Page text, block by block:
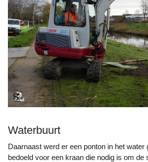
Waterbuurt
Daarnaast werd er een ponton in het water gelegd, dat is
bedoeld voor een kraan die nodig is om de